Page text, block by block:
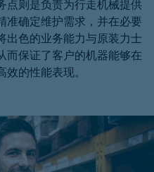
点则是负责为行走机械提供
准确定维护需求，并在必要
出色的业务能力与原装力士
而保证了客户的机器能够在
的性能表现。